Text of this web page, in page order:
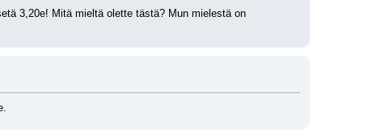
3,20e! Mitä mieltä olette tästä? Mun mielestä on